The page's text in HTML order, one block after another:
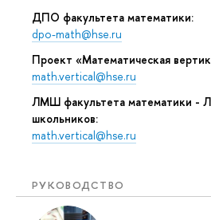
ДПО факультета математики:
dpo-math@hse.ru
Проект «Математическая
math.vertical@hse.ru
ЛМШ факультета математики -
школьников:
math.vertical@hse.ru
РУКОВОДСТВО